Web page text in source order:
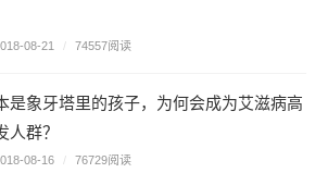
08-21 / 74557阅读
是象牙塔里的孩子，为何会成为艾滋病高
人群？
08-16 / 76729阅读